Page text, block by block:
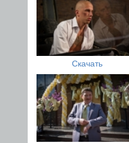
Скачать